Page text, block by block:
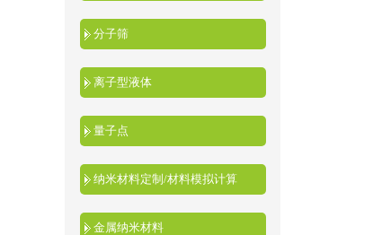
分子筛
离子型液体
量子点
纳米材料定制/材料模拟计算
金属纳米材料